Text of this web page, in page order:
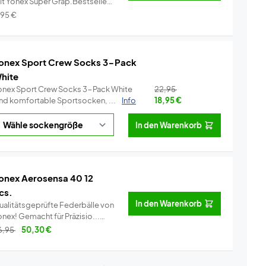
Info
€
Sport Crew Socks 3-Pack
Sport Crew Socks 3-Pack White
komfortable Sportsocken, ...
Info
22,95
18,95€
In den Warenkorb
Aerosensa 40 12
Federbälle von
Yonex! Gemacht für Präzisio...
50,30€
In den Warenkorb